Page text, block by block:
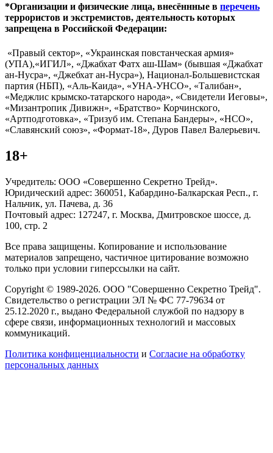
*Организации и физические лица, внесённные в перечень
террористов и экстремистов, деятельность которых
запрещена в Российской Федерации:
«Правый сектор», «Украинская повстанческая армия»
(УПА),«ИГИЛ», «Джабхат Фатх аш-Шам» (бывшая «Джабхат
ан-Нусра», «Джебхат ан-Нусра»), Национал-Большевистская
партия (НБП), «Аль-Каида», «УНА-УНСО», «Талибан»,
«Меджлис крымско-татарского народа», «Свидетели Иеговы»,
«Мизантропик Дивижн», «Братство» Корчинского,
«Артподготовка», «Тризуб им. Степана Бандеры», «НСО»,
«Славянский союз», «Формат-18», Дуров Павел Валерьевич.
18+
Учредитель: ООО «Совершенно Секретно Трейд».
Юридический адрес: 360051, Кабардино-Балкарская Респ., г.
Нальчик, ул. Пачева, д. 36
Почтовый адрес: 127247, г. Москва, Дмитровское шоссе, д.
100, стр. 2
Все права защищены. Копирование и использование
материалов запрещено, частичное цитирование возможно
только при условии гиперссылки на сайт.
Copyright © 1989-2026. ООО "Совершенно Секретно Трейд".
Свидетельство о регистрации ЭЛ № ФС 77-79634 от
25.12.2020 г., выдано Федеральной службой по надзору в
сфере связи, информационных технологий и массовых
коммуникаций.
Политика конфиценциальности и Согласие на обработку
персональных данных